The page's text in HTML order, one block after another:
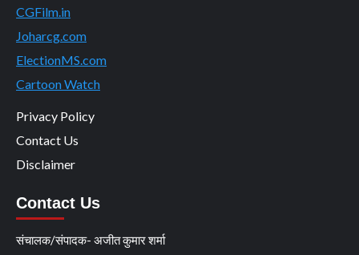
CGFilm.in
Joharcg.com
ElectionMS.com
Cartoon Watch
Privacy Policy
Contact Us
Disclaimer
Contact Us
संचालक/संपादक- अजीत कुमार शर्मा